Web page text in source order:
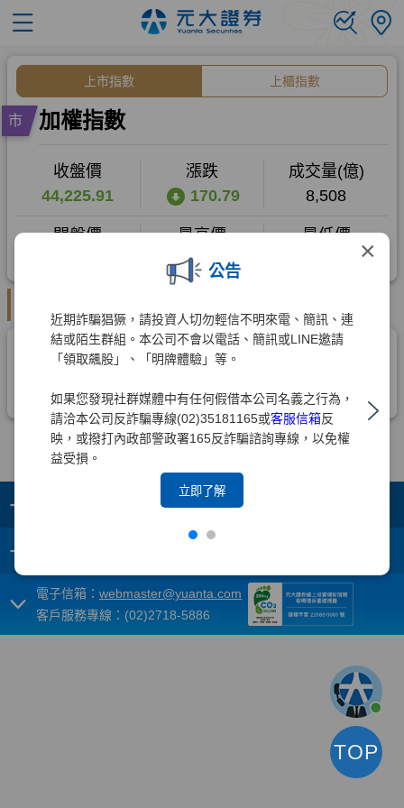
×
公告
近期詐騙猖獗，請投資人切勿輕信不明來電、簡訊、連
結或陌生群組。本公司不會以電話、簡訊或LINE邀請
「領取飆股」、「明牌體驗」等。
如果您發現社群媒體中有任何假借本公司名義之行為，
請洽本公司反詐騙專線(02)35181165或客服信箱反
映，或撥打內政部警政署165反詐騙諮詢專線，以免權
益受損。
立即了解
+
+
電子信箱： webmaster@yuanta.com
客戶服務專線：(02)2718-5886
TOP